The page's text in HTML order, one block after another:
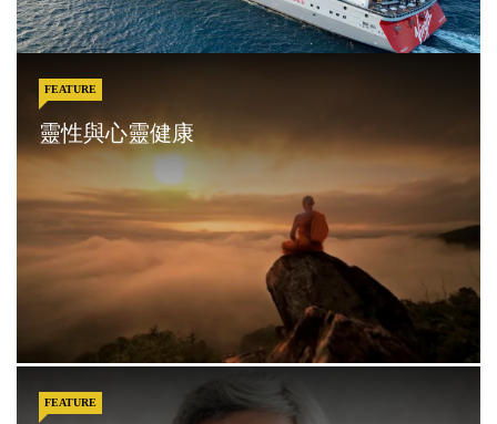
FEATURE
靈性與心靈健康
FEATURE